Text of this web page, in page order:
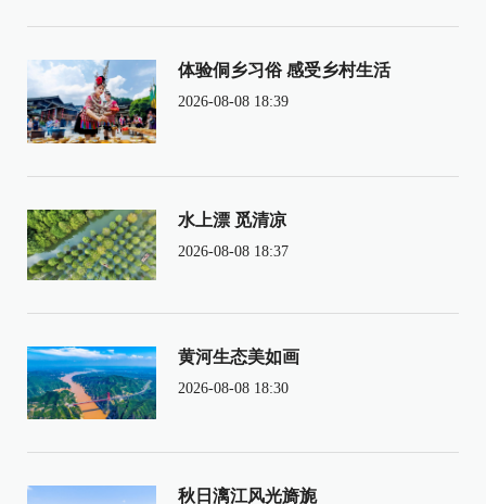
体验侗乡习俗 感受乡村生活
2026-08-08 18:39
水上漂 觅清凉
2026-08-08 18:37
黄河生态美如画
2026-08-08 18:30
秋日漓江风光旖旎